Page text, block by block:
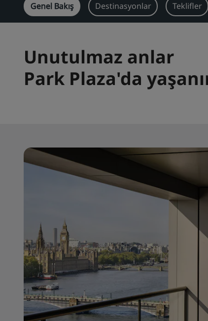
Genel Bakış Destinasyonlar Teklifler
Unutulmaz anlar
Park Plaza'da